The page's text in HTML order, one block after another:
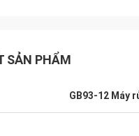
SẢN PHẨM
GB93-12 Máy